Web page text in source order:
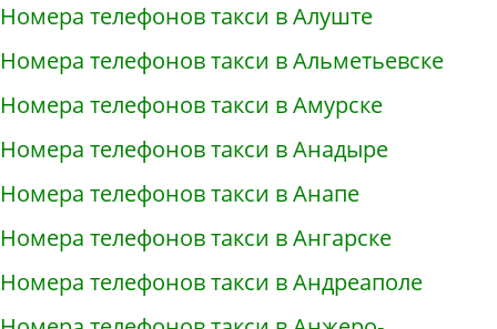
Номера телефонов такси в Алуште
Номера телефонов такси в Альметьевске
Номера телефонов такси в Амурске
Номера телефонов такси в Анадыре
Номера телефонов такси в Анапе
Номера телефонов такси в Ангарске
Номера телефонов такси в Андреаполе